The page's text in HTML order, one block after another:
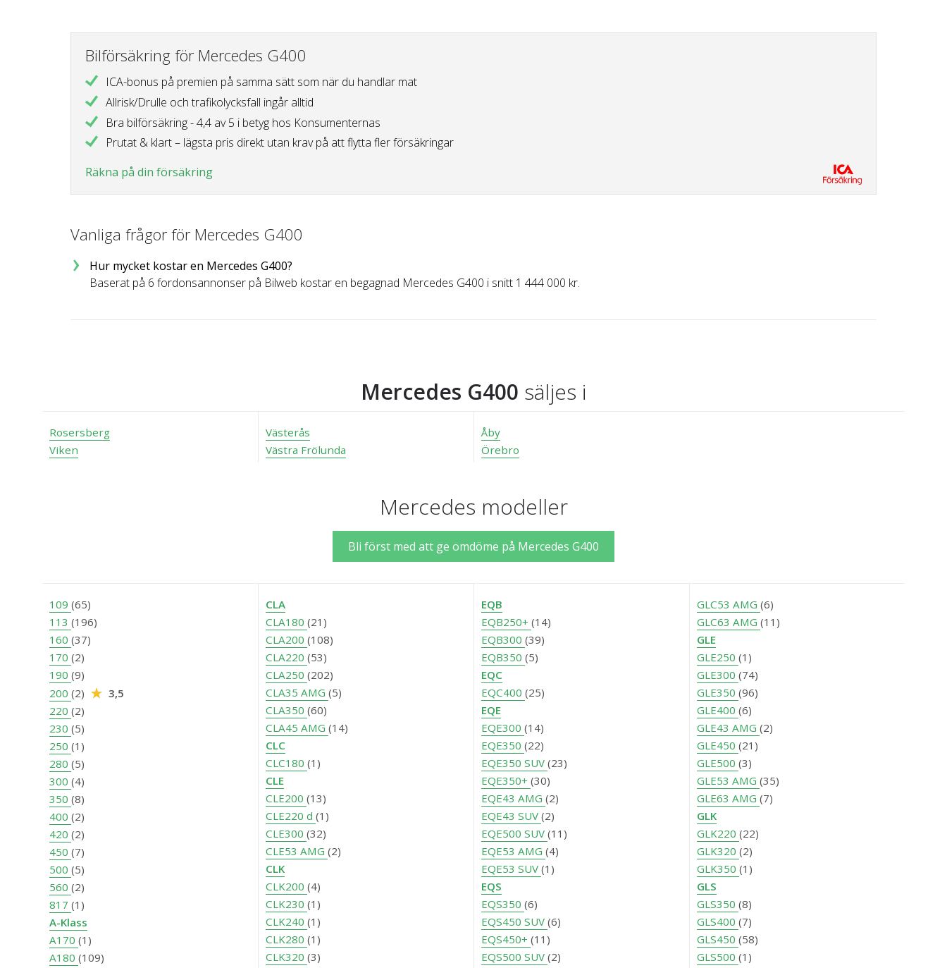
Bilförsäkring för Mercedes G400
ICA-bonus på premien på samma sätt som när du handlar mat
Allrisk/Drulle och trafikolycksfall ingår alltid
Bra bilförsäkring - 4,4 av 5 i betyg hos Konsumenternas
Prutat & klart – lägsta pris direkt utan krav på att flytta fler försäkringar
Räkna på din försäkring
Vanliga frågor för Mercedes G400
Hur mycket kostar en Mercedes G400?
Baserat på 6 fordonsannonser på Bilweb kostar en begagnad Mercedes G400 i snitt 1 444 000 kr.
Mercedes G400 säljes i
Rosersberg
Viken
Västerås
Västra Frölunda
Åby
Örebro
Mercedes modeller
Bli först med att ge omdöme på Mercedes G400
109 (65)
113 (196)
160 (37)
170 (2)
190 (9)
200 (2)
3,5
220 (2)
230 (5)
250 (1)
280 (5)
300 (4)
350 (8)
400 (2)
420 (2)
450 (7)
500 (5)
560 (2)
817 (1)
A-Klass
A170 (1)
A180 (109)
CLA
CLA180 (21)
CLA200 (108)
CLA220 (53)
CLA250 (202)
CLA35 AMG (5)
CLA350 (60)
CLA45 AMG (14)
CLC
CLC180 (1)
CLE
CLE200 (13)
CLE220 d (1)
CLE300 (32)
CLE53 AMG (2)
CLK
CLK200 (4)
CLK230 (1)
CLK240 (1)
CLK280 (1)
CLK320 (3)
EQB
EQB250+ (14)
EQB300 (39)
EQB350 (5)
EQC
EQC400 (25)
EQE
EQE300 (14)
EQE350 (22)
EQE350 SUV (23)
EQE350+ (30)
EQE43 AMG (2)
EQE43 SUV (2)
EQE500 SUV (11)
EQE53 AMG (4)
EQE53 SUV (1)
EQS
EQS350 (6)
EQS450 SUV (6)
EQS450+ (11)
EQS500 SUV (2)
GLC53 AMG (6)
GLC63 AMG (11)
GLE
GLE250 (1)
GLE300 (74)
GLE350 (96)
GLE400 (6)
GLE43 AMG (2)
GLE450 (21)
GLE500 (3)
GLE53 AMG (35)
GLE63 AMG (7)
GLK
GLK220 (22)
GLK320 (2)
GLK350 (1)
GLS
GLS350 (8)
GLS400 (7)
GLS450 (58)
GLS500 (1)